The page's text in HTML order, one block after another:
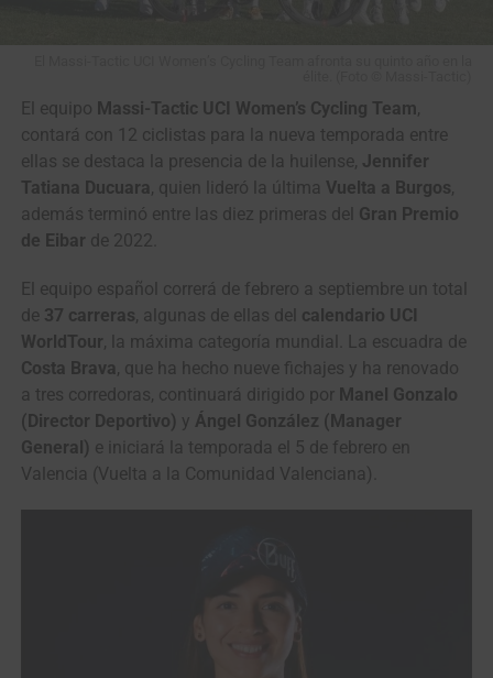
El equipo Massi-Tactic UCI Women’s Cycling Team,
contará con 12 ciclistas para la nueva temporada entre
ellas se destaca la presencia de la huilense, Jennifer
Tatiana Ducuara, quien lideró la última Vuelta a Burgos,
además terminó entre las diez primeras del Gran Premio
de Eibar de 2022.
El equipo español correrá de febrero a septiembre un total
de 37 carreras, algunas de ellas del calendario UCI
WorldTour, la máxima categoría mundial. La escuadra de
Costa Brava, que ha hecho nueve fichajes y ha renovado
a tres corredoras, continuará dirigido por Manel Gonzalo
(Director Deportivo) y Ángel González (Manager
General) e iniciará la temporada el 5 de febrero en
Valencia (Vuelta a la Comunidad Valenciana).